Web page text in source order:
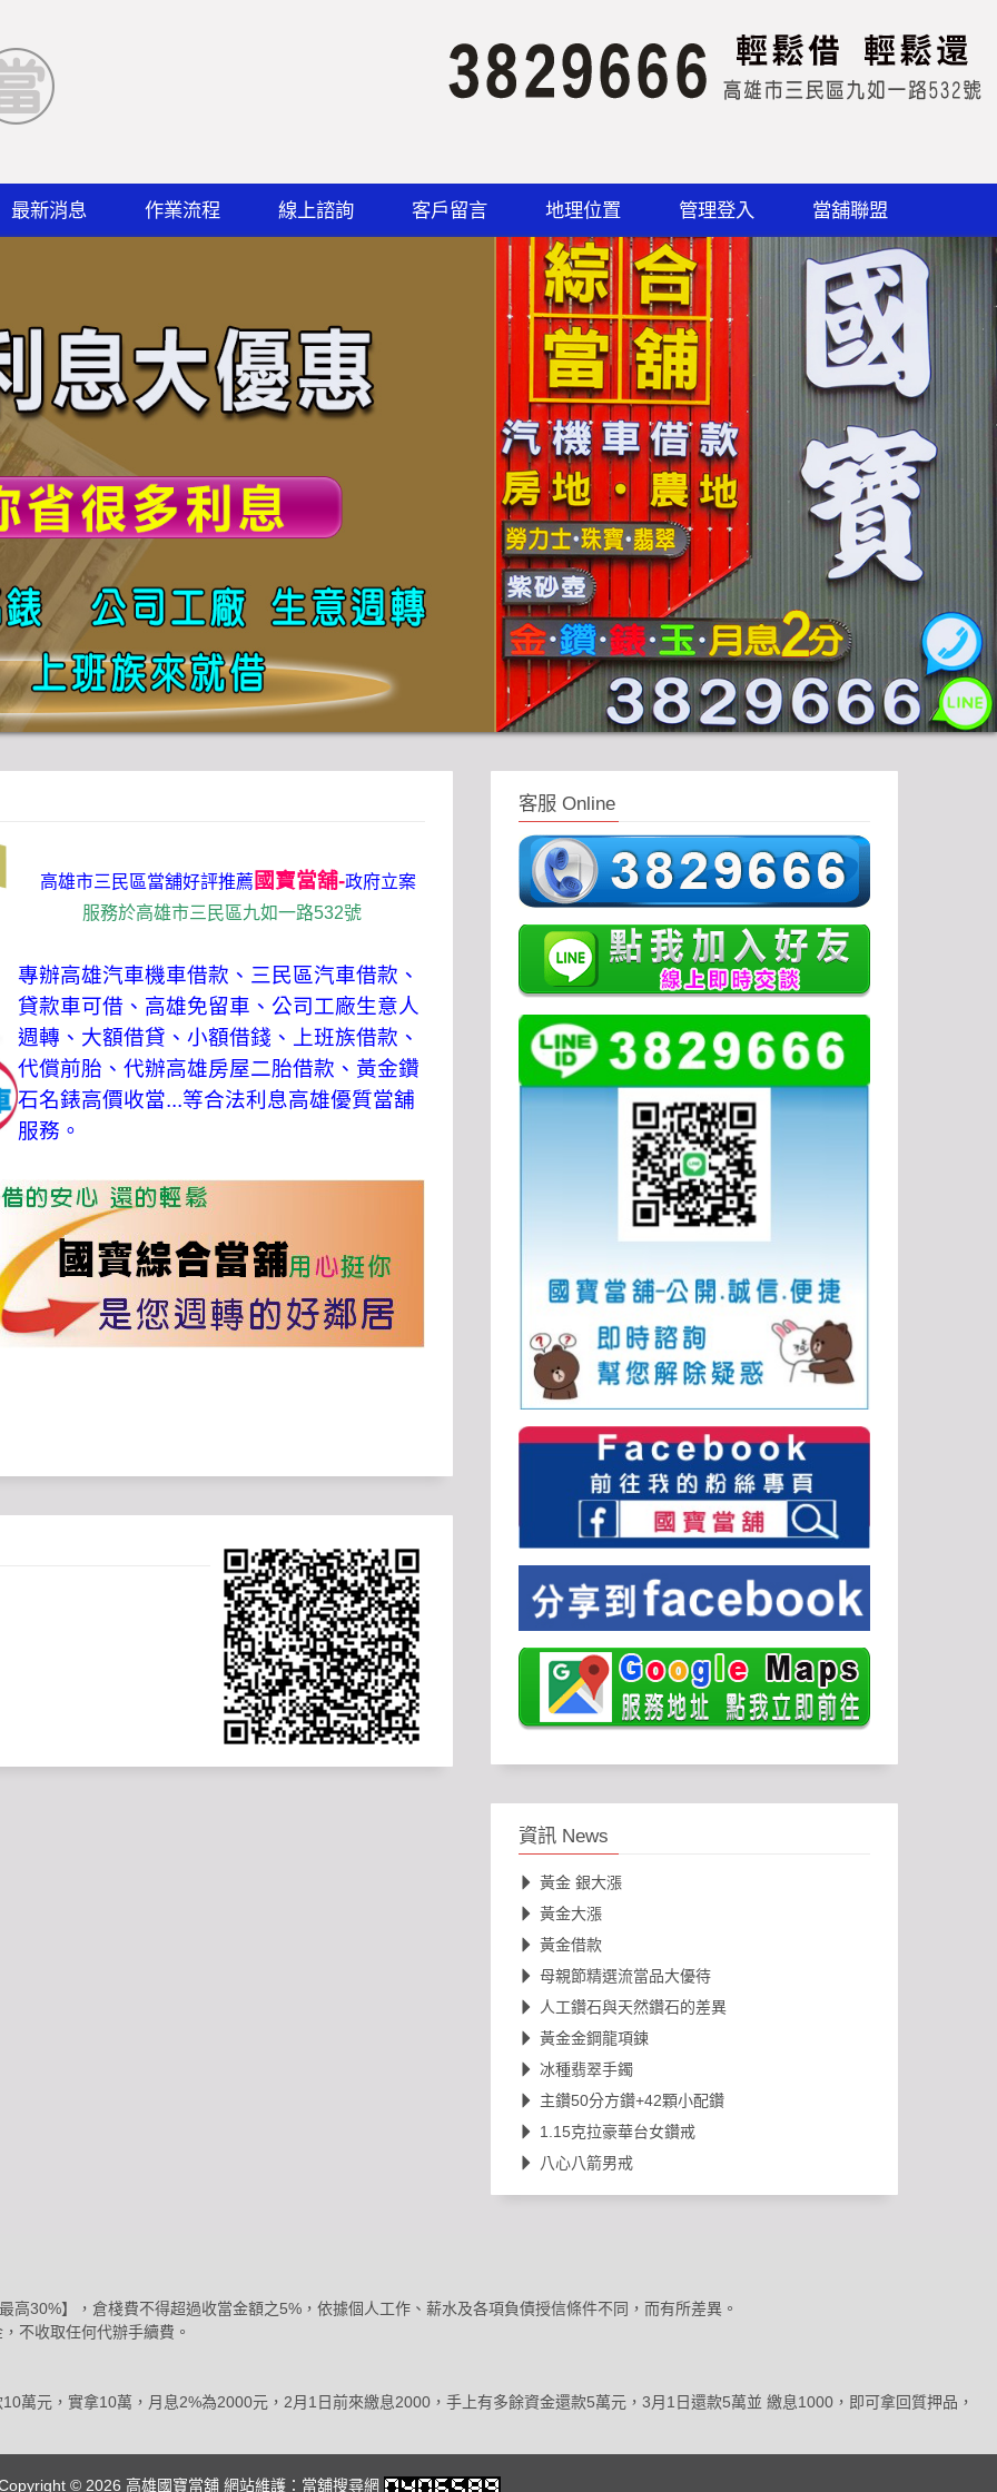
最新消息 作業流程 線上諮詢 客戶留言 地理位置 管理登入 當舖聯盟
高雄市三民區當舖好評推薦 國寶當舖-政府立案
服務於高雄市三民區九如一路532號
專辦高雄汽車機車借款、三民區汽車借款、
貸款車可借、高雄免留車、公司工廠生意人
週轉、大額借貸、小額借錢、上班族借款、
代償前胎、代辦高雄房屋二胎借款、黃金鑽
石名錶高價收當...等合法利息高雄優質當舖
服務。
客服 Online
資訊 News
黃金 銀大漲
黃金大漲
黃金借款
母親節精選流當品大優待
人工鑽石與天然鑽石的差異
黃金金鋼龍項鍊
冰種翡翠手鐲
主鑽50分方鑽+42顆小配鑽
1.15克拉豪華台女鑽戒
八心八箭男戒
30%】，倉棧費不得超過收當金額之5%，依據個人工作、薪水及各項負債授信條件不同，而有所差異。
不收取任何代辦手續費。
萬元，實拿10萬，月息2%為2000元，2月1日前來繳息2000，手上有多餘資金還款5萬元，3月1日還款5萬並 繳息1000，即可拿回質押品，
© 2026 高雄國寶當舖 網站維護： 當舖搜尋網